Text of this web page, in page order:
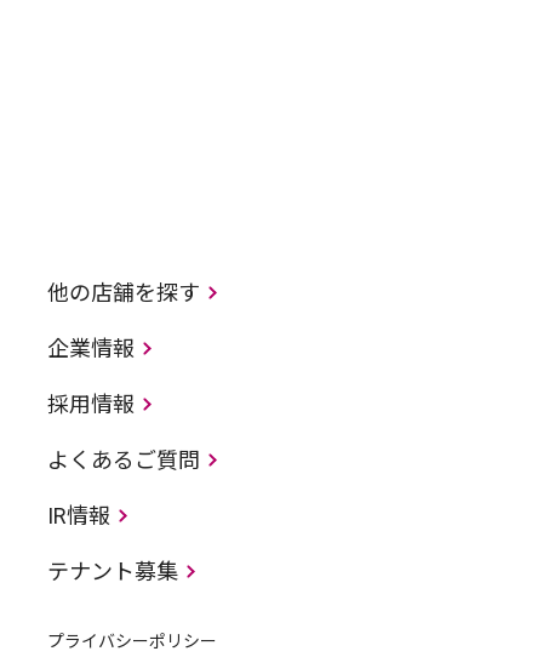
他の店舗を探す
企業情報
採用情報
よくあるご質問
IR情報
テナント募集
プライバシーポリシー